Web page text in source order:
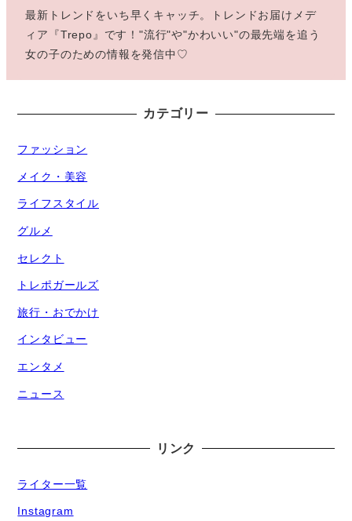
最新トレンドをいち早くキャッチ。トレンドお届けメデ
ィア『Trepo』です！"流行"や"かわいい"の最先端を追う
女の子のための情報を発信中♡
カテゴリー
ファッション
メイク・美容
ライフスタイル
グルメ
セレクト
トレポガールズ
旅行・おでかけ
インタビュー
エンタメ
ニュース
リンク
ライター一覧
Instagram